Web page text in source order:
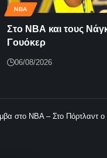
NBA
Στο ΝΒΑ και τους
Γουόκερ
06/08/2026
στο ΝΒΑ – Στο Πόρτλαντ